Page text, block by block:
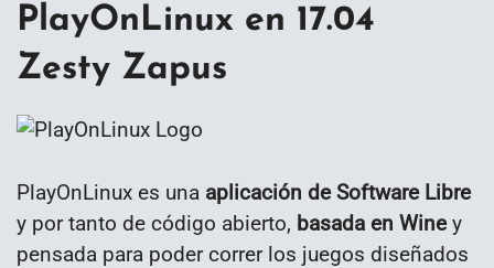
PlayOnLinux en 17.04
Zesty Zapus
PlayOnLinux es una aplicación de Software Libre
y por tanto de código abierto, basada en Winey
pensada para poder correr los juegos diseñados